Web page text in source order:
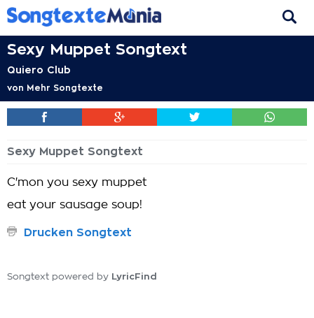
Sexy Muppet Songtext
Quiero Club
von Mehr Songtexte
Sexy Muppet Songtext
C'mon you sexy muppet
eat your sausage soup!
Drucken Songtext
Songtext powered by LyricFind